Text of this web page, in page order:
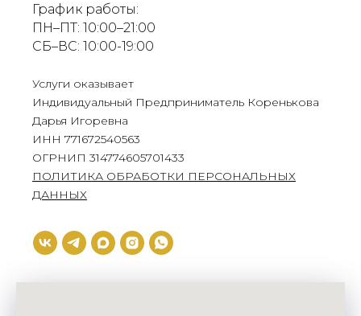
График работы:
ПН–ПТ: 10:00–21:00
СБ–ВС: 10:00-19:00
Услуги оказывает
Индивидуальный Предприниматель Коренькова
Дарья Игоревна
ИНН 771672540563
ОГРНИП 314774605701433
ПОЛИТИКА ОБРАБОТКИ ПЕРСОНАЛЬНЫХ
ДАННЫХ